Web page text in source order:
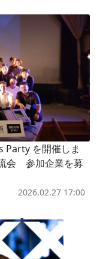
Party を開催しま
会 参加企業を募
2026.02.27 17:00